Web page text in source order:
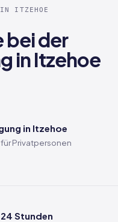
ITZEHOE
bei der
in Itzehoe
in Itzehoe
Privatpersonen
Stunden